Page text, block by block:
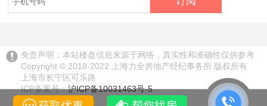
免责声明：本站楼盘信息来源于网络，真实性和准确性仅供参考
Copyright © 2018-2022 上海力全房地产经纪事务所 版权所有
上海市长宁区可乐路
ICP备案号：沪ICP备10031463号-5